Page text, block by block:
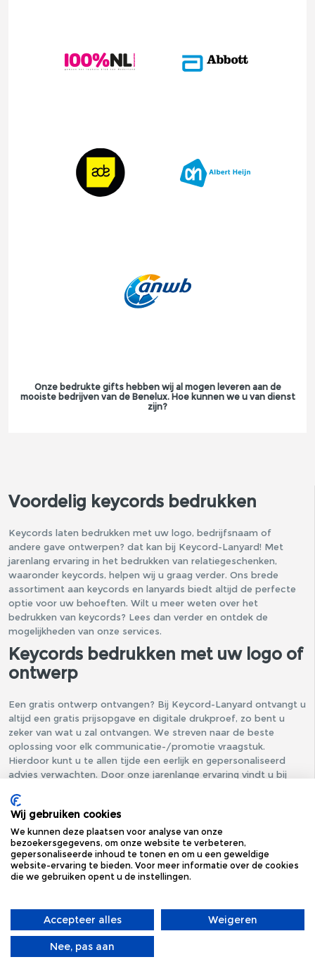
Onze bedrukte gifts hebben wij al mogen leveren aan de
mooiste bedrijven van de Benelux. Hoe kunnen we u van dienst
zijn?
Voordelig keycords bedrukken
Keycords laten bedrukken met uw logo, bedrijfsnaam of
andere gave ontwerpen? dat kan bij Keycord-Lanyard! Met
jarenlang ervaring in het bedrukken van relatiegeschenken,
waaronder keycords, helpen wij u graag verder. Ons brede
assortiment aan keycords en lanyards biedt altijd de perfecte
optie voor uw behoeften. Wilt u meer weten over het
bedrukken van keycords? Lees dan verder en ontdek de
mogelijkheden van onze services.
Keycords bedrukken met uw logo of
ontwerp
Een gratis ontwerp ontvangen? Bij Keycord-Lanyard ontvangt u
altijd een gratis prijsopgave en digitale drukproef, zo bent u
zeker van wat u zal ontvangen. We streven naar de beste
oplossing voor elk communicatie-/promotie vraagstuk.
Hierdoor kunt u te allen tijde een eerlijk en gepersonaliseerd
advies verwachten. Door onze jarenlange ervaring vindt u bij
kwaliteitsnorm geldt uiteraard ook voor bedrukte keycords van
Keycord-Lanyard!
Beste prijs-kwaliteitsgarantie
Kiest u voor keycords bedrukken bij Keycord-Lanyard, dan
profiteert u van de beste prijs- en kwaliteitsgarantie. Vraag nu
helpen u graag bij het maken van de juiste keuze en geven
persoonlijk en vrijblijvend advies. Als u voor 16:00 uur een
offerte aanvraagt, ontvangt u dezelfde dag nog een
prijsopgave en digitale drukproef!
Wij gebruiken cookies
We kunnen deze plaatsen voor analyse van onze
bezoekersgegevens, om onze website te verbeteren,
gepersonaliseerde inhoud te tonen en om u een geweldige
website-ervaring te bieden. Voor meer informatie over de cookies
die we gebruiken opent u de instellingen.
Accepteer alles Weigeren
Nee, pas aan